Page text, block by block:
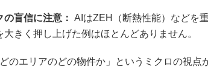
の盲信に注意： AIはZEH（断熱性能）などを
大きく押し上げた例はほとんどありません。
のエリアのどの物件か」というミクロの視点